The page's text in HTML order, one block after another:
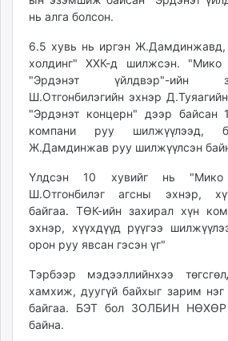
нь алга болсон.
6.5 хувь нь иргэн
холдинг" ХХК-д шилжсэн. "Мико
"Эрдэнэт үйлдвэр"-ийн
Ш.Отгонбилэгийн эхнэр
"Эрдэнэт концерн" дээр байсан
компани руу шилжүүлээд,
Ж.Дамдинжав руу шилжүүлсэн
Үлдсэн 10 хувийг нь "Мико
Ш.Отгонбилэг агсны эхнэр,
байгаа. ТӨК-ийн захирал хүн
эхнэр, хүүхдүүд рүүгээ
орон руу явсан гэсэн үг"
Тэрбээр мэдээллийнхээ
хамхиж, дуугүй байхыг зарим
байгаа. БЭТ бол ЗОЛБИН
байна.